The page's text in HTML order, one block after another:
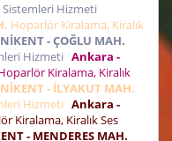
Sistemleri Hizmeti
Hoparlör Kiralama, Kiralık
- ÇOĞLU MAH.
Hizmeti Ankara -
Kiralama, Kiralık
- İLYAKUT MAH.
Hizmeti Ankara -
Kiralama, Kiralık Ses
- MENDERES MAH.